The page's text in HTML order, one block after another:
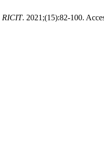
RICIT. 2021;(15):82-100.